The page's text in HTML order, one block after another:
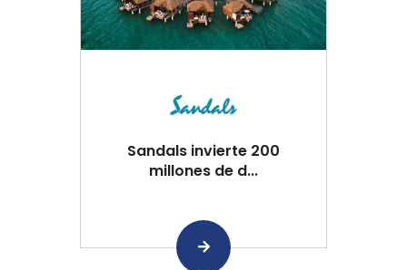
Sandals invierte 200
millones de d...